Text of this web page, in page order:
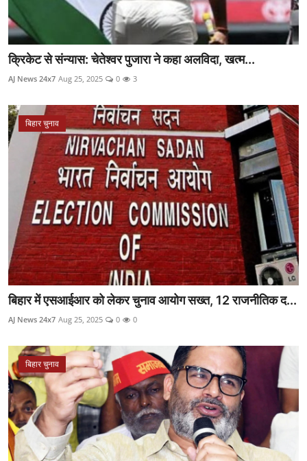
क्रिकेट से संन्यास: चेतेश्वर पुजारा ने कहा अलविदा, खत्म...
AJ News 24x7 Aug 25, 2025 0 3
बिहार चुनाव
बिहार में एसआईआर को लेकर चुनाव आयोग सख्त, 12 राजनीतिक द...
AJ News 24x7 Aug 25, 2025 0 0
बिहार चुनाव